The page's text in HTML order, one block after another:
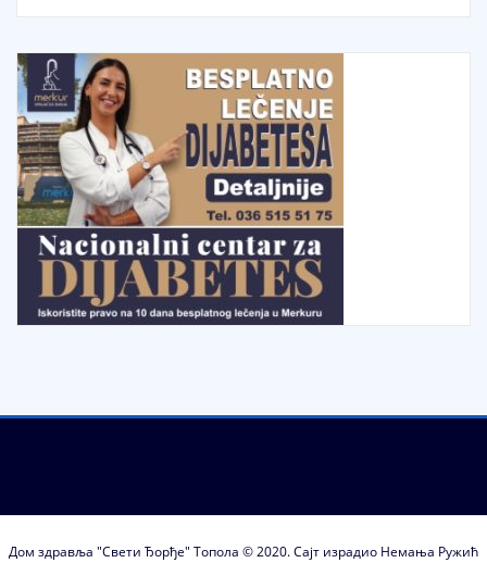
Дом здравља "Свети Ђорђе" Топола © 2020. Сајт израдио Немања Ружић